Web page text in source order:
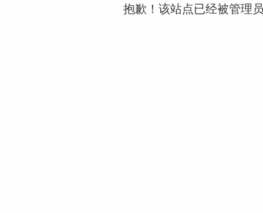
抱歉！该站点已经被管理